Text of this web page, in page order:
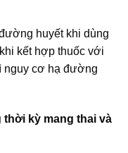
huyết khi dùng
kết hợp thuốc với
nguy cơ hạ đường
kỳ mang thai và